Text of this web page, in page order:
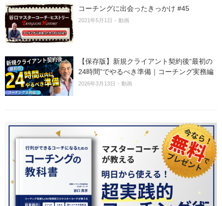
コーチングに出会ったきっかけ #45
2021年5月1日 動画
【保存版】新規クライアント契約後“最初の
24時間”でやるべき準備｜コーチング実務編
2026年3月13日 動画